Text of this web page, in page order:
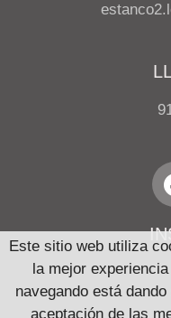
Este sitio web utiliza
la mejor
navegando está
aceptación de las